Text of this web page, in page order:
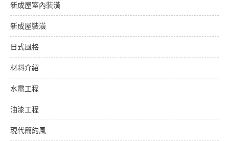
新成屋室內裝潢
新成屋裝潢
日式風格
材料介紹
水電工程
油漆工程
現代簡約風